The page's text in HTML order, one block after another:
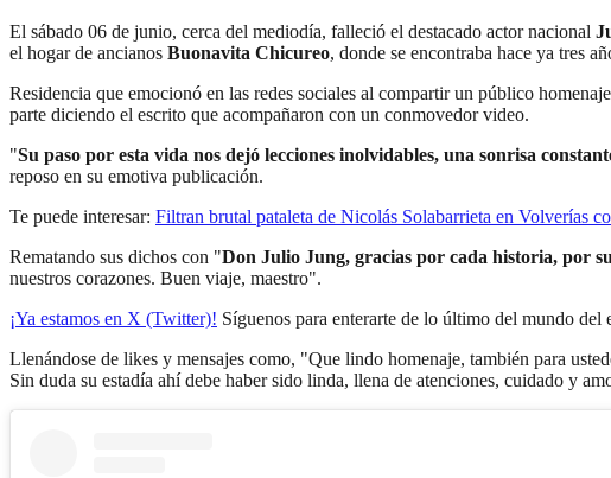
El sábado 06 de junio, cerca del mediodía, falleció el destacado actor nacional
el hogar de ancianos Buonavita Chicureo, donde se encontraba hace ya tres
Residencia que emocionó en las redes sociales al compartir un público
parte diciendo el escrito que acompañaron con un conmovedor video.
"Su paso por esta vida nos dejó lecciones inolvidables, una sonrisa
reposo en su emotiva publicación.
Te puede interesar: Filtran brutal pataleta de Nicolás Solabarrieta en Volverías
Rematando sus dichos con "Don Julio Jung, gracias por cada historia, por
nuestros corazones. Buen viaje, maestro".
¡Ya estamos en X (Twitter)! Síguenos para enterarte de lo último del mundo del
Llenándose de likes y mensajes como, "Que lindo homenaje, también para
Sin duda su estadía ahí debe haber sido linda, llena de atenciones, cuidado y